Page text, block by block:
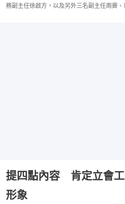
務副主任徐啟方，以及另外三名副主任周霽、
提四點內容 肯定立會
形象